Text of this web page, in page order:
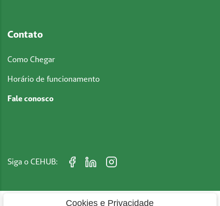
Contato
Como Chegar
Horário de funcionamento
Fale conosco
Siga o CEHUB:
Cookies e Privacidade